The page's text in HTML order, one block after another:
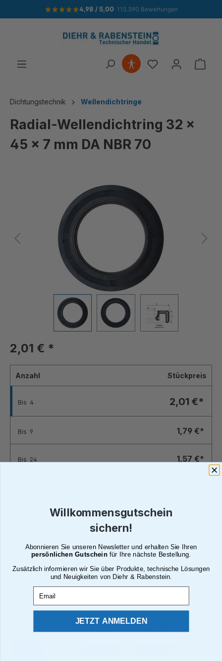
springen 4,98 / 5,00· 115.390 Bewertungen
Dichtungstechnik Wellendichtringe
Radial-Wellendichtring 32 x
45 x 7 mm DA NBR 70
Bildergalerie überspringen
2,01 € *
Anzahl Stückpreis
Bis 4 2,01 €*
Bis 9 1,79 €*
Bis 24 1,57 €*
199 0,89 €*
Bis 249 0,76 €*
250
Alle Preise inkl. gesetzl. Mehrwertsteuer zzgl. Versandkosten
Willkommensgutschein
sichern!
Abonnieren Sie unseren Newsletter und erhalten Sie Ihren
persönlichen Gutscheinfür Ihre nächste Bestellung.
Zusätzlich informieren wir Sie über Produkte, technische Lösungen
und Neuigkeiten von Diehr & Rabenstein.
JETZT ANMELDEN